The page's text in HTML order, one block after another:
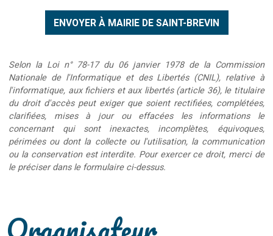
Selon la Loi n° 78-17 du 06 janvier 1978 de la Commission
Nationale de l'Informatique et des Libertés (CNIL), relative à
l'informatique, aux fichiers et aux libertés (article 36), le titulaire
du droit d'accès peut exiger que soient rectifiées, complétées,
clarifiées, mises à jour ou effacées les informations le
concernant qui sont inexactes, incomplètes, équivoques,
périmées ou dont la collecte ou l'utilisation, la communication
ou la conservation est interdite. Pour exercer ce droit, merci de
le préciser dans le formulaire ci-dessus.